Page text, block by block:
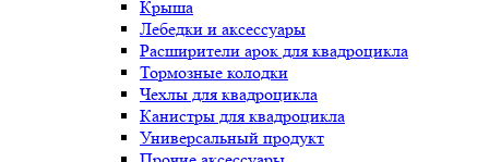
Крыша
Лебедки и аксессуары
Расширители арок для квадроцикла
Тормозные колодки
Чехлы для квадроцикла
Канистры для квадроцикла
Универсальный продукт